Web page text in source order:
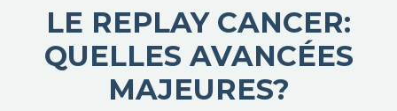
LE REPLAY CANCER:
QUELLES AVANCÉES
MAJEURES?